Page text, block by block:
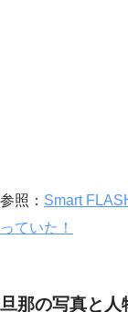
参照： Smart
っていた！
旦那の写真と人